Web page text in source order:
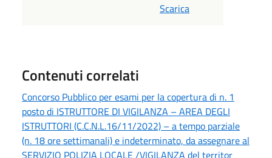
Scarica
Contenuti correlati
Concorso Pubblico per esami per la copertura di n. 1
posto di ISTRUTTORE DI VIGILANZA – AREA DEGLI
ISTRUTTORI (C.C.N.L.16/11/2022) – a tempo parziale
(n. 18 ore settimanali) e indeterminato, da assegnare al
SERVIZIO POLIZIA LOCALE /VIGILANZA del territor